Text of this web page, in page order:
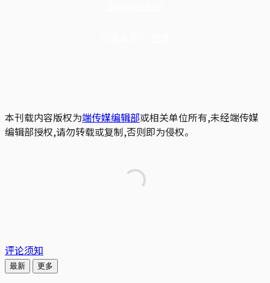
本刊载内容版权为端传媒编辑部或相关单位所有,未经端传媒
编辑部授权,请勿转载或复制,否则即为侵权。
评论须知
最新 更多